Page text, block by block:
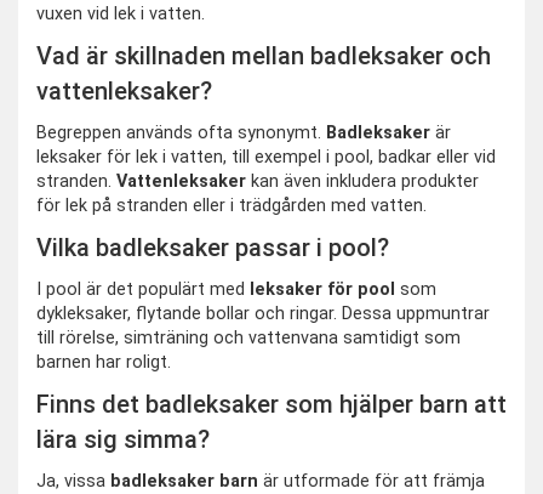
vuxen vid lek i vatten.
Vad är skillnaden mellan badleksaker och
vattenleksaker?
Begreppen används ofta synonymt. Badleksaker är
leksaker för lek i vatten, till exempel i pool, badkar eller vid
stranden. Vattenleksaker kan även inkludera produkter
för lek på stranden eller i trädgården med vatten.
Vilka badleksaker passar i pool?
I pool är det populärt med leksaker för pool som
dykleksaker, flytande bollar och ringar. Dessa uppmuntrar
till rörelse, simträning och vattenvana samtidigt som
barnen har roligt.
Finns det badleksaker som hjälper barn att
lära sig simma?
Ja, vissa badleksaker barn är utformade för att främja